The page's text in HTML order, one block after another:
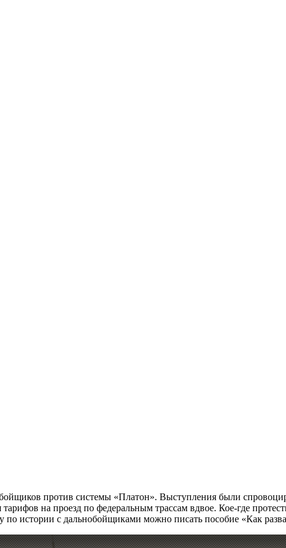
против системы «Платон». Выступления были
на проезд по федеральным трассам вдвое. Кое-где
истории с дальнобойщиками можно писать пособие «Как